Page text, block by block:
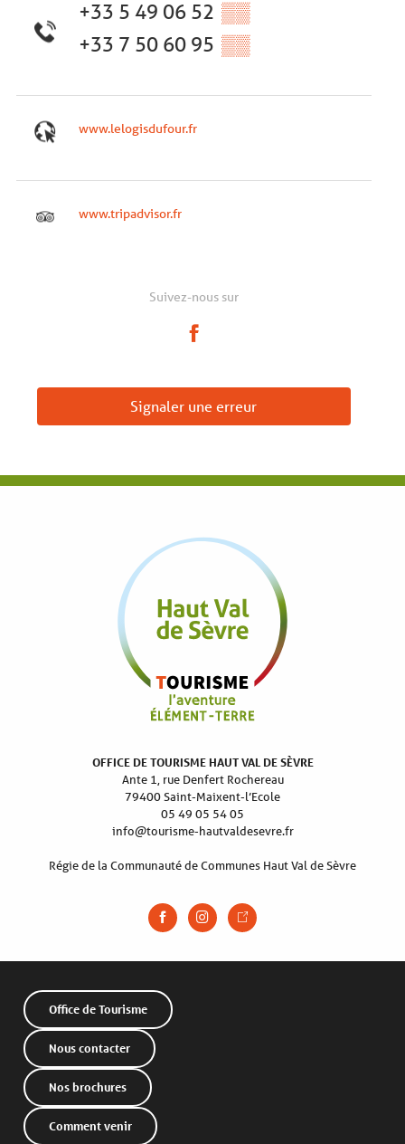
+33 5 49 06 52 ▒▒
+33 7 50 60 95 ▒▒
www.lelogisdufour.fr
www.tripadvisor.fr
Suivez-nous sur
Signaler une erreur
OFFICE DE TOURISME HAUT VAL DE SÈVRE
Ante 1, rue Denfert Rochereau
79400 Saint-Maixent-l’Ecole
05 49 05 54 05
info@tourisme-hautvaldesevre.fr
Régie de la Communauté de Communes Haut Val de Sèvre
Office de Tourisme
Nous contacter
Nos brochures
Comment venir